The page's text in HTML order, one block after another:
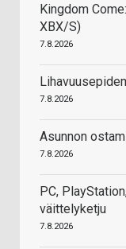
Kingdom
XBX/S)
7.8.2026
7.8.2026
Asunnon
7.8.2026
PC,
väittelyketju
7.8.2026